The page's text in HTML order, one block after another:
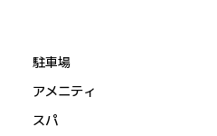
駐車場
アメニティ
スパ